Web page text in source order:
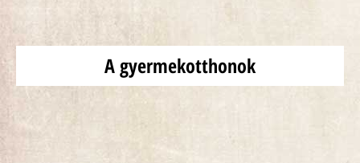
A gyermekotthonok